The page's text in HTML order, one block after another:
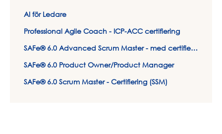
AI för Ledare
Professional Agile Coach - ICP-ACC certifiering
SAFe® 6.0 Advanced Scrum Master - med certifiering
SAFe® 6.0 Product Owner/Product Manager
SAFe® 6.0 Scrum Master - Certifiering (SSM)